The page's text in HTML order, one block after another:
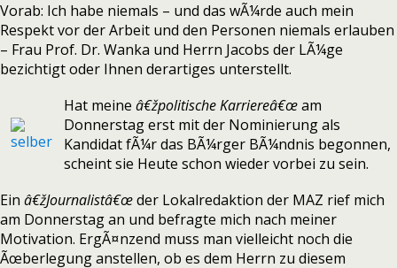
Vorab: Ich habe niemals – und das wÃ¼rde auch mein
Respekt vor der Arbeit und den Personen niemals erlauben
– Frau Prof. Dr. Wanka und Herrn Jacobs der LÃ¼ge
bezichtigt oder Ihnen derartiges unterstellt.
Hat meine â€žpolitische Karriereâ€œam
Donnerstag erst mit der Nominierung als
Kandidat fÃ¼r das BÃ¼rger BÃ¼ndnis begonnen,
scheint sie Heute schon wieder vorbei zu sein.
Ein â€žJournalistâ€œder Lokalredaktion der MAZ rief mich
am Donnerstag an und befragte mich nach meiner
Motivation. ErgÃ¤nzend muss man vielleicht noch die
Ãœberlegung anstellen, ob es dem Herrn zu diesem